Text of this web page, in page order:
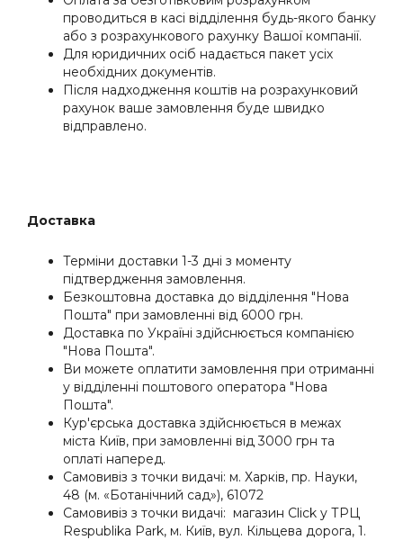
проводиться в касі відділення будь-якого банку
або з розрахункового рахунку Вашої компанії.
Для юридичних осіб надається пакет усіх
необхідних документів.
Після надходження коштів на розрахунковий
рахунок ваше замовлення буде швидко
відправлено.
Доставка
Терміни доставки 1-3 дні з моменту
підтвердження замовлення.
Безкоштовна доставка до відділення "Нова
Пошта" при замовленні від 6000 грн.
Доставка по Україні здійснюється компанією
"Нова Пошта".
Ви можете оплатити замовлення при отриманні
у відділенні поштового оператора "Нова
Пошта".
Кур'єрська доставка здійснюється в межах
міста Київ, при замовленні від 3000 грн та
оплатi наперед.
Самовивіз з точки видачі: м. Харків, пр. Науки,
48 (м. «Ботанічний сад»), 61072
Самовивіз з точки видачі: магазин Click у ТРЦ
Respublika Park, м. Київ, вул. Кільцева дорога, 1.